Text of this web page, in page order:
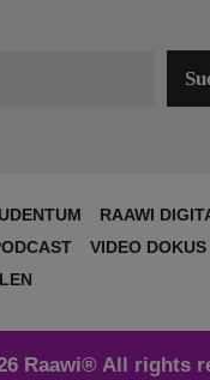
RAAWI
VIDEO DOKUS
Raawi® All rights